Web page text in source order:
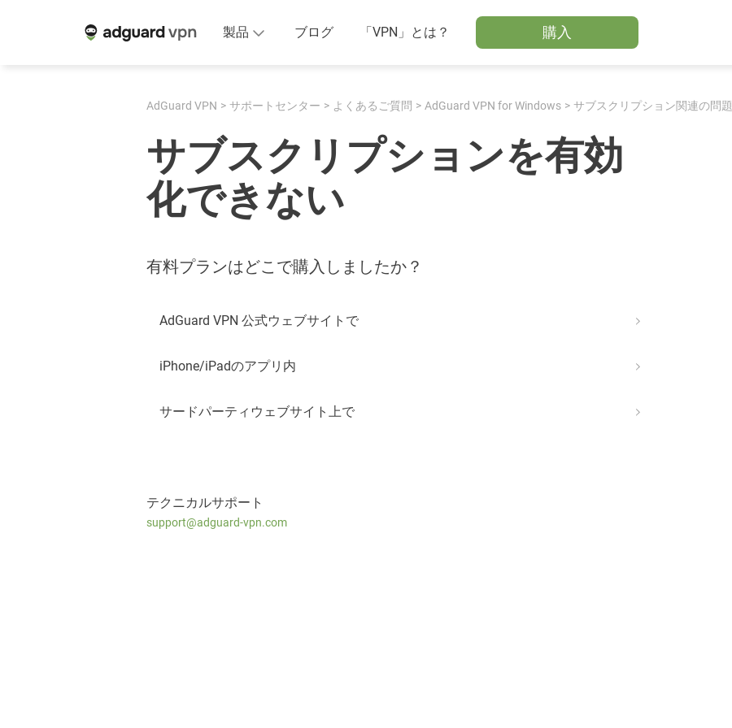
製品 ブログ 「VPN」とは？ 購入
AdGuard VPN サポートセンター よくあるご質問 AdGuard VPN for Windows サブスクリプション関連の問題
サブスクリプションを有効
化できない
有料プランはどこで購入しましたか？
AdGuard VPN 公式ウェブサイトで
iPhone/iPadのアプリ内
サードパーティウェブサイト上で
テクニカルサポート
support@adguard-vpn.com